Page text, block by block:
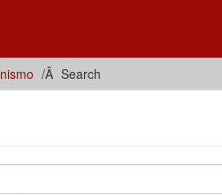
Search